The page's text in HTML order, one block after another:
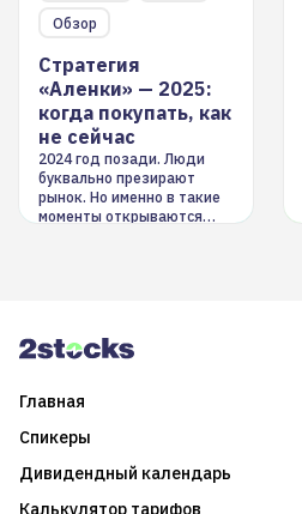
Обзор
Стратегия
«Аленки» — 2025:
когда покупать, как
не сейчас
2024 год позади. Люди
буквально презирают
рынок. Но именно в такие
моменты открываются
Главная
Спикеры
Дивидендный календарь
Калькулятор тарифов